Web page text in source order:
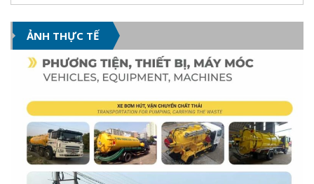
ẢNH THỰC TẾ